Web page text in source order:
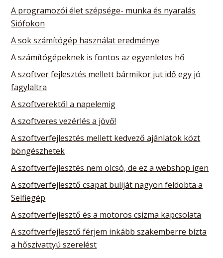
A programozói élet szépsége- munka és nyaralás
Siófokon
A sok számítógép használat eredménye
A számítógépeknek is fontos az egyenletes hő
A szoftver fejlesztés mellett bármikor jut idő egy jó
fagylaltra
A szoftverektől a napelemig
A szoftveres vezérlés a jövő!
A szoftverfejlesztés mellett kedvező ajánlatok közt
böngészhetek
A szoftverfejlesztés nem olcsó, de ez a webshop igen
A szoftverfejlesztő csapat buliját nagyon feldobta a
Selfiegép
A szoftverfejlesztő és a motoros csizma kapcsolata
A szoftverfejlesztő férjem inkább szakemberre bízta
a hőszivattyú szerelést